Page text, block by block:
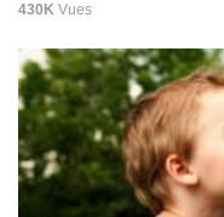
430K Vues